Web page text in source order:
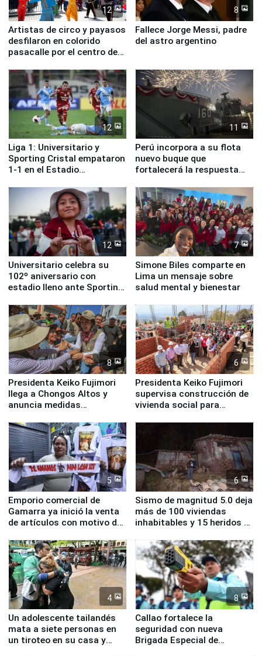
12
Artistas de circo y payasos
desfilaron en colorido
pasacalle por el centro de
8
Fallece Jorge Messi, padre
del astro argentino
12
Liga 1: Universitario y
Sporting Cristal empataron
1-1 en el Estadio
11
Perú incorpora a su flota
nuevo buque que
fortalecerá la respuesta
12
Universitario celebra su
102º aniversario con
estadio lleno ante Sporting
7
Simone Biles comparte en
Lima un mensaje sobre
salud mental y bienestar
8
Presidenta Keiko Fujimori
llega a Chongos Altos y
anuncia medidas
educación, salud y empleo
6
Presidenta Keiko Fujimori
supervisa construcción de
vivienda social para
5
Emporio comercial de
Gamarra ya inició la venta
de artículos con motivo de
6
Sismo de magnitud 5.0 deja
más de 100 viviendas
inhabitables y 15 heridos en
4
Un adolescente tailandés
mata a siete personas en
un tiroteo en su casa y
8
Callao fortalece la
seguridad con nueva
Brigada Especial de